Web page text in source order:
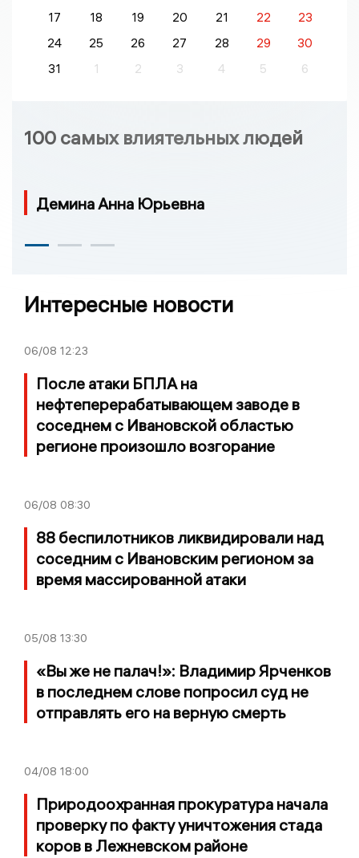
17
18 19 20 21 22
23
24
25 26 27 28 29
30
31
1 2 3 4 5 6
100 самых влиятельных людей
Демина Анна Юрьевна
Интересные новости
06/08 12:23
После атаки БПЛА на
нефтеперерабатывающем заводе в
соседнем с Ивановской областью
регионе произошло возгорание
06/08 08:30
88 беспилотников ликвидировали над
соседним с Ивановским регионом за
время массированной атаки
05/08 13:30
«Вы же не палач!»: Владимир Ярченков
в последнем слове попросил суд не
отправлять его на верную смерть
04/08 18:00
Природоохранная прокуратура начала
проверку по факту уничтожения стада
коров в Лежневском районе